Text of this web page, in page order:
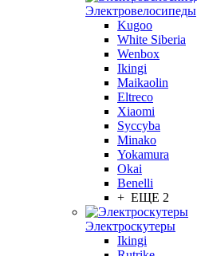
Электровелосипеды
Kugoo
White Siberia
Wenbox
Ikingi
Maikaolin
Eltreco
Xiaomi
Syccyba
Minako
Yokamura
Okai
Benelli
+ ЕЩЕ 2
Электроскутеры
Ikingi